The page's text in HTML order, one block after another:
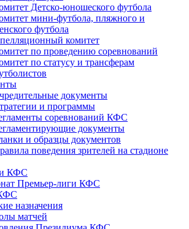
Детско-юношеского футбола
мини-футбола, пляжного и
футбола
комитет
по проведению соревнований
по статусу и трансферам
документы
и программы
соревнований КФС
документы
и образцы документов
поведения зрителей на стадионе
КФС
Премьер-лиги КФС
назначения
матчей